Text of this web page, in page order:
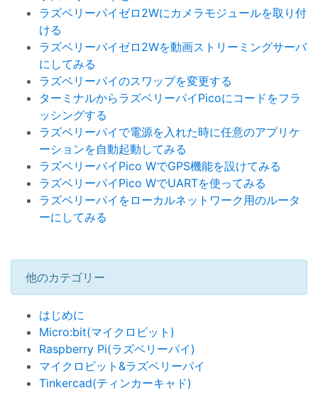
ラズベリーパイゼロ2Wにカメラモジュールを取り付
ける
ラズベリーパイゼロ2Wを動画ストリーミングサーバ
にしてみる
ラズベリーパイのスワップを変更する
ターミナルからラズベリーパイPicoにコードをフラ
ッシングする
ラズベリーパイで電源を入れた時に任意のアプリケ
ーションを自動起動してみる
ラズベリーパイPico WでGPS機能を設けてみる
ラズベリーパイPico WでUARTを使ってみる
ラズベリーパイをローカルネットワーク用のルータ
ーにしてみる
他のカテゴリー
はじめに
Micro:bit(マイクロビット)
Raspberry Pi(ラズベリーパイ)
マイクロビット&ラズベリーパイ
Tinkercad(ティンカーキャド)